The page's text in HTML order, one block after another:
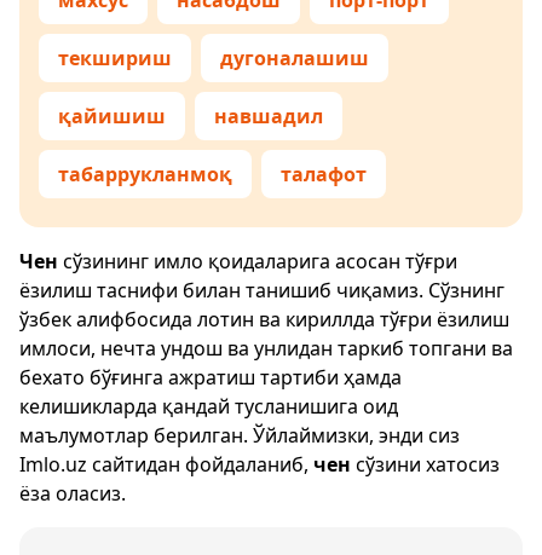
текшириш дугоналашиш
қайишиш навшадил
табаррукланмоқ талафот
Чен сўзининг имло қоидаларига асосан тўғри
ёзилиш таснифи билан танишиб чиқамиз. Сўзнинг
ўзбек алифбосида лотин ва кириллда тўғри ёзилиш
имлоси, нечта ундош ва унлидан таркиб топгани ва
бехато бўғинга ажратиш тартиби ҳамда
келишикларда қандай тусланишига оид
маълумотлар берилган. Ўйлаймизки, энди сиз
Imlo.uz сайтидан фойдаланиб, чен сўзини хатосиз
ёза оласиз.